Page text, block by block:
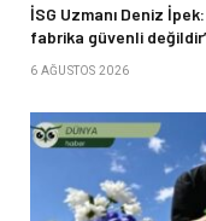
İSG Uzmanı Deniz
fabrika güvenli
6 AĞUSTOS 2026